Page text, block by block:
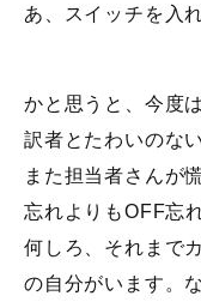
あ、スイッチを入
かと思うと、今度
訳者とたわいのな
また担当者さんが
忘れよりもOFF忘
何しろ、それまで
の自分がいます。